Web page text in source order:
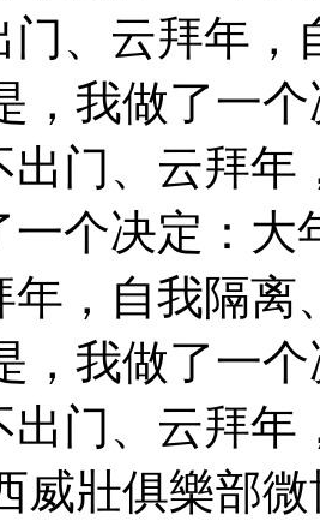
门、云拜年
，我做了一
出门、云拜年
一个决定：
年，自我隔
，我做了一
出门、云拜
威壯俱樂部